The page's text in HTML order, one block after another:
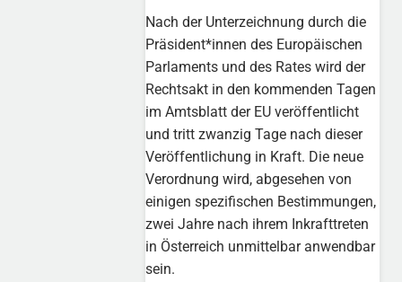
Nach der Unterzeichnung durch die
Präsident*innen des Europäischen
Parlaments und des Rates wird der
Rechtsakt in den kommenden Tagen
im Amtsblatt der EU veröffentlicht
und tritt zwanzig Tage nach dieser
Veröffentlichung in Kraft. Die neue
Verordnung wird, abgesehen von
einigen spezifischen Bestimmungen,
zwei Jahre nach ihrem Inkrafttreten
in Österreich unmittelbar anwendbar
sein.